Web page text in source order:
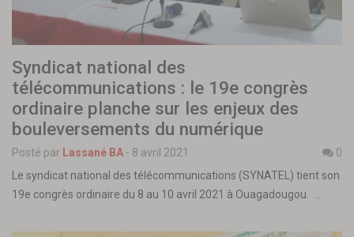
Syndicat national des
télécommunications : le 19e congrès
ordinaire planche sur les enjeux des
bouleversements du numérique
Posté par Lassané BA - 8 avril 2021
0
Le syndicat national des télécommunications (SYNATEL) tient son
19e congrès ordinaire du 8 au 10 avril 2021 à Ouagadougou. …